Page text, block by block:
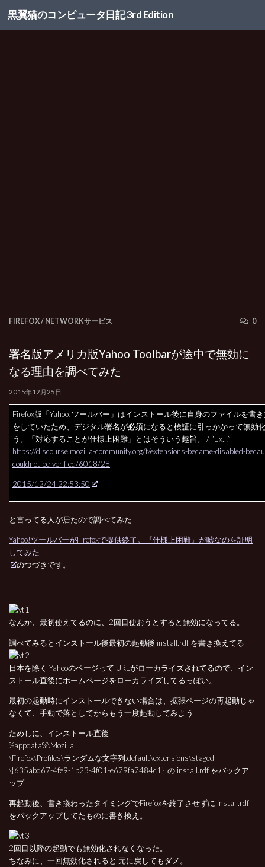
コンテンツへスキップ
黒翼猫のコンピュータ日記 3rd Edition
FIREFOX/ NETWORKサービス 0
署名版アメリカ版Yahoo Toolbarが途中で無効に
なる理由を調べてみた
2015年12月25日
Firefox版「Yahoo!ツールバー」はインストール後に自身のファイルを書
をしていたため、デジタル署名が必須になると検証に引っかかって無効
う。「対応することが仕様上困難」とはそういう趣旨。 / “Ex…”
https://discourse.mozilla-community.org/t/extensions-became-disabled-
couldnot-be-verified/6018/28
2015/12/24 22:53:50
と言ってる人が居たので調べてみた
Yahoo!ツールバーがFirefoxで提供終了。『仕様上困難』が嘘なのを証明
してみた
のつづきです。
なんか、最初使えてるのに、2回目使おうとすると無効になってる。
調べてみるとインストール後最初の起動後 install.rdf を書き換えてる
日本を除く Yahooのページって URLがローカライズされてるので、イン
ストール直後にホームページをローカライズしてるっぽい。
最初の起動時にインストールできない場合は、拡張ページの再起動じゃ
なくて、手動で落としてからもう一度起動してみよう
ためしに、インストール直後
%appdata%\Mozilla
\Firefox\Profiles\ランダムな文字列.default\extensions\staged
\{635abd67-4fe9-1b23-4f01-e679fa7484c1} の install.rdf をバックア
ップ
再起動後、書き換わったタイミングでFirefoxを終了させずに install.rdf
をバックアップしてたものに書き換え。
2回目以降の起動でも無効化されなくなった。
ちなみに、一回無効化されると 元に戻してもダメ。